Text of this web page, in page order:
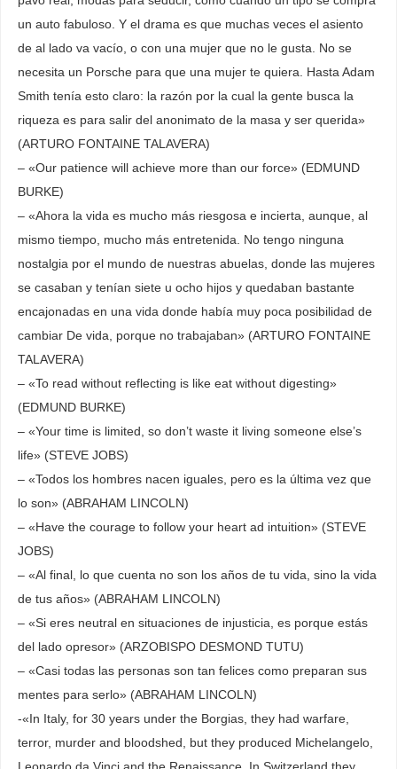
un auto fabuloso. Y el drama es que muchas veces el asiento
de al lado va vacío, o con una mujer que no le gusta. No se
necesita un Porsche para que una mujer te quiera. Hasta Adam
Smith tenía esto claro: la razón por la cual la gente busca la
riqueza es para salir del anonimato de la masa y ser querida»
(ARTURO FONTAINE TALAVERA)
– «Our patience will achieve more than our force» (EDMUND
BURKE)
– «Ahora la vida es mucho más riesgosa e incierta, aunque, al
mismo tiempo, mucho más entretenida. No tengo ninguna
nostalgia por el mundo de nuestras abuelas, donde las mujeres
se casaban y tenían siete u ocho hijos y quedaban bastante
encajonadas en una vida donde había muy poca posibilidad de
cambiar De vida, porque no trabajaban» (ARTURO FONTAINE
TALAVERA)
– «To read without reflecting is like eat without digesting»
(EDMUND BURKE)
– «Your time is limited, so don’t waste it living someone else’s
life» (STEVE JOBS)
– «Todos los hombres nacen iguales, pero es la última vez que
lo son» (ABRAHAM LINCOLN)
– «Have the courage to follow your heart ad intuition» (STEVE
JOBS)
– «Al final, lo que cuenta no son los años de tu vida, sino la vida
de tus años» (ABRAHAM LINCOLN)
– «Si eres neutral en situaciones de injusticia, es porque estás
del lado opresor» (ARZOBISPO DESMOND TUTU)
– «Casi todas las personas son tan felices como preparan sus
mentes para serlo» (ABRAHAM LINCOLN)
-«In Italy, for 30 years under the Borgias, they had warfare,
terror, murder and bloodshed, but they produced Michelangelo,